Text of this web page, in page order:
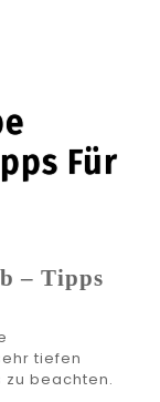
Für
– Tipps
tiefen
beachten.